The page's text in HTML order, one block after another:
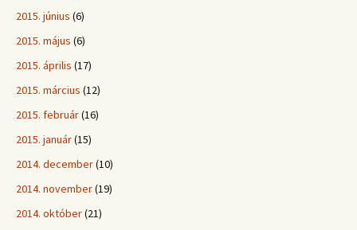
2015. június (6)
2015. május (6)
2015. április (17)
2015. március (12)
2015. február(16)
2015. január(15)
2014. december(10)
2014. november(19)
2014. október(21)